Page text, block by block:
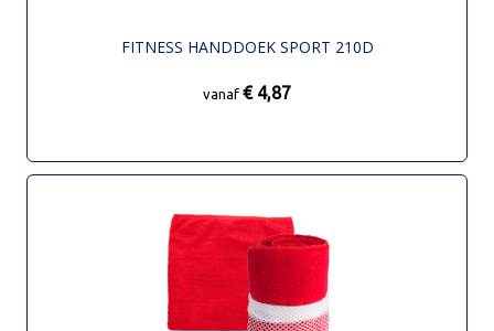
FITNESS HANDDOEK SPORT 210D
vanaf € 4,87